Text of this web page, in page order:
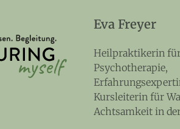
Eva Freyer
Heilpraktikerin
Psychotherapie,
Kursleiterin für
Achtsamkeit in